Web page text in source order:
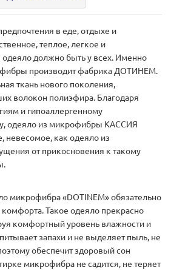
в еде, отдыхе и
теплое, легкое и
одеяло должно быть у всех. Именно
производит фабрика ДОТИНЕМ.
ткань нового поколения,
волокон полиэфира. Благодаря
и гипоаллергенному
одеяло из микрофибры КАССИЯ
невесомое, как одеяло из
от прикосновения к такому
микрофибра «DOTINEM» обязательно
Такое одеяло прекрасно
комфортный уровень влажности и
запахи и не выделяет пыль, не
обеспечит здоровый сон
микрофибра не садится, не теряет